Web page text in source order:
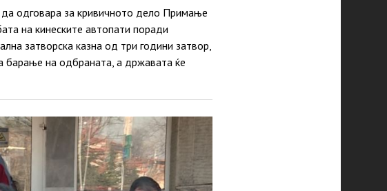
да одговара за кривичното дело Примање
на кинеските автопати поради
затворска казна од три години затвор,
барање на одбраната, а државата ќе